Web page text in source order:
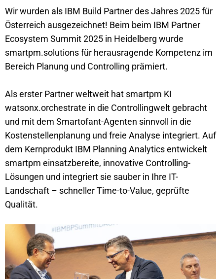
Wir wurden als IBM Build Partner des Jahres 2025 für
Österreich ausgezeichnet! Beim beim IBM Partner
Ecosystem Summit 2025 in Heidelberg wurde
smartpm.solutions für herausragende Kompetenz im
Bereich Planung und Controlling prämiert.
Als erster Partner weltweit hat smartpm KI
watsonx.orchestrate in die Controllingwelt gebracht
und mit dem Smartofant-Agenten sinnvoll in die
Kostenstellenplanung und freie Analyse integriert. Auf
dem Kernprodukt IBM Planning Analytics entwickelt
smartpm einsatzbereite, innovative Controlling-
Lösungen und integriert sie sauber in Ihre IT-
Landschaft – schneller Time-to-Value, geprüfte
Qualität.